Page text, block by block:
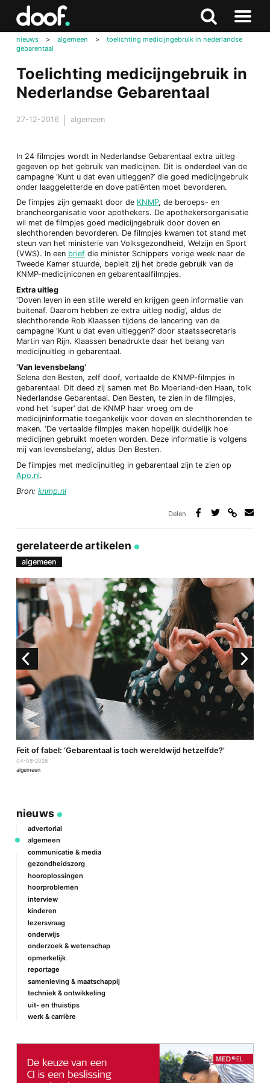
Zoeken
Naar
menu
nieuws > algemeen >
toelichting medicijngebruik in nederlandse
gebarentaal
Toelichting medicijngebruik in
Nederlandse Gebarentaal
27-12-2016 algemeen
In 24 filmpjes wordt in Nederlandse Gebarentaal extra uitleg
gegeven op het gebruik van medicijnen. Dit is onderdeel van de
campagne ‘Kunt u dat even uitleggen?’ die goed medicijngebruik
onder laaggeletterde en dove patiënten moet bevorderen.
De fimpjes zijn gemaakt door de KNMP, de beroeps- en
brancheorganisatie voor apothekers. De apothekersorganisatie
wil met de filmpjes goed medicijngebruik door doven en
slechthorenden bevorderen. De filmpjes kwamen tot stand met
steun van het ministerie van Volksgezondheid, Welzijn en Sport
(VWS). In een briefdie minister Schippers vorige week naar de
Tweede Kamer stuurde, bepleit zij het brede gebruik van de
KNMP-medicijniconen en gebarentaalfilmpjes.
Extra uitleg
‘Doven leven in een stille wereld en krijgen geen informatie van
buitenaf. Daarom hebben ze extra uitleg nodig’, aldus de
slechthorende Rob Klaassen tijdens de lancering van de
campagne ‘Kunt u dat even uitleggen?’ door staatssecretaris
Martin van Rijn. Klaassen benadrukte daar het belang van
medicijnuitleg in gebarentaal.
‘Van levensbelang’
Selena den Besten, zelf doof, vertaalde de KNMP-filmpjes in
gebarentaal. Dit deed zij samen met Bo Moerland-den Haan, tolk
Nederlandse Gebarentaal. Den Besten, te zien in de filmpjes,
vond het ‘super’ dat de KNMP haar vroeg om de
medicijninformatie toegankelijk voor doven en slechthorenden te
maken. ‘De vertaalde filmpjes maken hopelijk duidelijk hoe
medicijnen gebruikt moeten worden. Deze informatie is volgens
mij van levensbelang’, aldus Den Besten.
De filmpjes met medicijnuitleg in gebarentaal zijn te zien op
Apo.nl.
Bron: knmp.nl
Delen
gerelateerde artikelen
algemeen
Feit of fabel: ‘Gebarentaal is toch wereldwijd hetzelfde?’
04-08-2026
algemeen
nieuws
advertorial
algemeen
communicatie & media
gezondheidszorg
hooroplossingen
hoorproblemen
interview
kinderen
lezersvraag
onderwijs
onderzoek & wetenschap
opmerkelijk
reportage
samenleving & maatschappij
techniek & ontwikkeling
uit- en thuistips
werk & carrière
Doof.nl
Zoeken
naar